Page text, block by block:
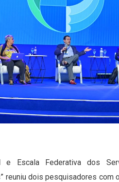
e Escala Federativa dos
reuniu dois pesquisadores